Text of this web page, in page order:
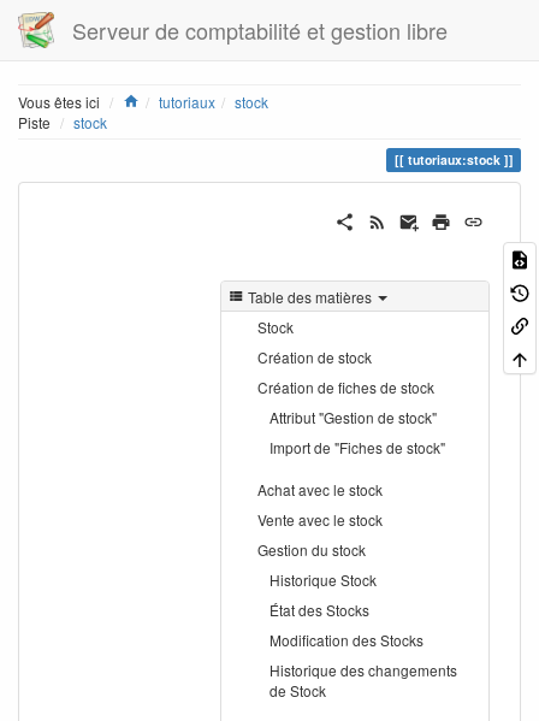
Serveur de comptabilité et gestion libre
Vous êtes ici Home
tutoriaux
stock
Piste
stock
tutoriaux:stock
Table des matières
Stock
Création de stock
Création de fiches de stock
Attribut "Gestion de stock"
Import de "Fiches de stock"
Achat avec le stock
Vente avec le stock
Gestion du stock
Historique Stock
État des Stocks
Modification des Stocks
Historique des changements
de Stock